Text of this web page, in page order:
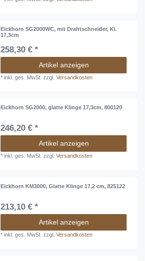
Eickhorn SG2000WC, mit Drahtschneider, Kl.
17,3cm
258,30 € *
Artikel anzeigen
*inkl. ges. MwSt. zzgl.Versandkosten
Eickhorn SG2000, glatte Klinge 17,3cm, 800120
246,20 € *
Artikel anzeigen
*inkl. ges. MwSt. zzgl.Versandkosten
Eickhorn KM3000, Glatte Klinge 17,2 cm, 825122
213,10 € *
Artikel anzeigen
*inkl. ges. MwSt. zzgl.Versandkosten